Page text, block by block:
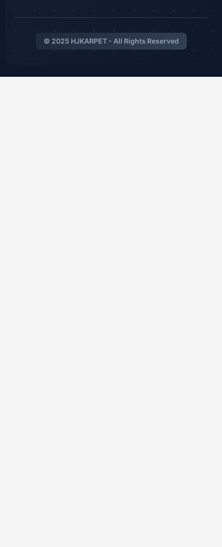
© 2025 HJKARPET - All Rights Reserved